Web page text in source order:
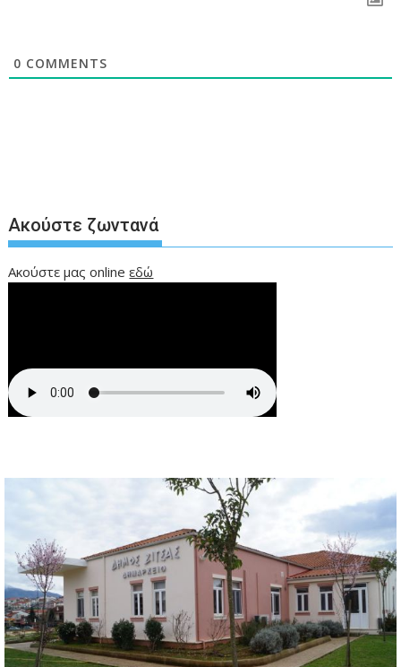
0 COMMENTS
Ακούστε ζωντανά
Ακούστε μας onlineεδώ